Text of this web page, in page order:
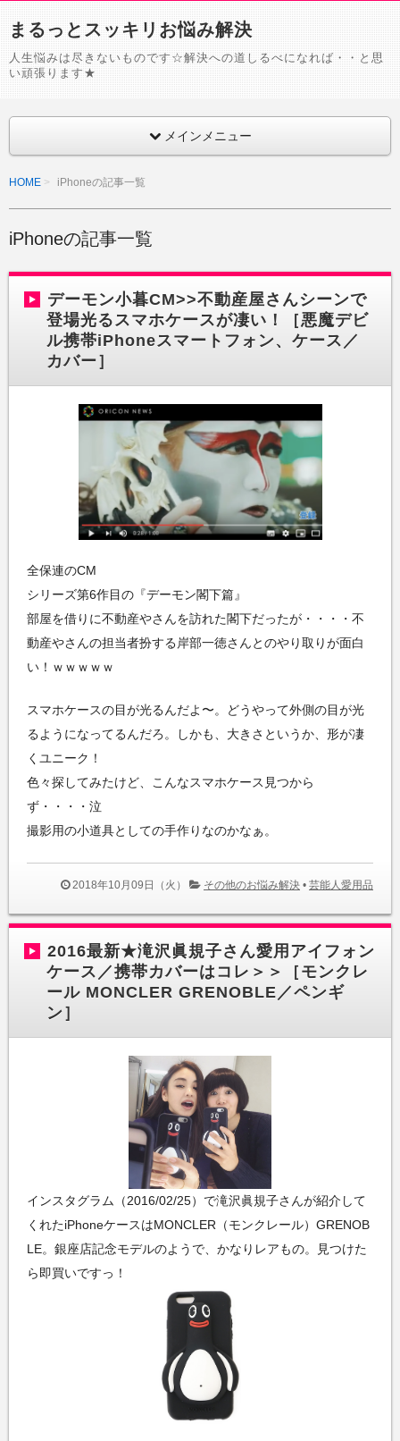
まるっとスッキリお悩み解決
人生悩みは尽きないものです☆解決への道しるべになれば・・と思
い頑張ります★
メインメニュー
HOME iPhoneの記事一覧
iPhoneの記事一覧
デーモン小暮CM>>不動産屋さんシーンで
登場光るスマホケースが凄い！［悪魔デビ
ル携帯iPhoneスマートフォン、ケース／
カバー］
全保連のCM
シリーズ第6作目の『デーモン閣下篇』
部屋を借りに不動産やさんを訪れた閣下だったが・・・・不
動産やさんの担当者扮する岸部一徳さんとのやり取りが面白
い！ｗｗｗｗｗ
スマホケースの目が光るんだよ〜。どうやって外側の目が光
るようになってるんだろ。しかも、大きさというか、形が凄
くユニーク！
色々探してみたけど、こんなスマホケース見つから
ず・・・・泣
撮影用の小道具としての手作りなのかなぁ。
2018年10月09日（火） その他のお悩み解決 • 芸能人愛用品
2016最新★滝沢眞規子さん愛用アイフォン
ケース／携帯カバーはコレ＞＞［モンクレ
ール MONCLER GRENOBLE／ペンギ
ン］
インスタグラム（2016/02/25）で滝沢眞規子さんが紹介して
くれたiPhoneケースはMONCLER（モンクレール）GRENOB
LE。銀座店記念モデルのようで、かなりレアもの。見つけた
ら即買いですっ！